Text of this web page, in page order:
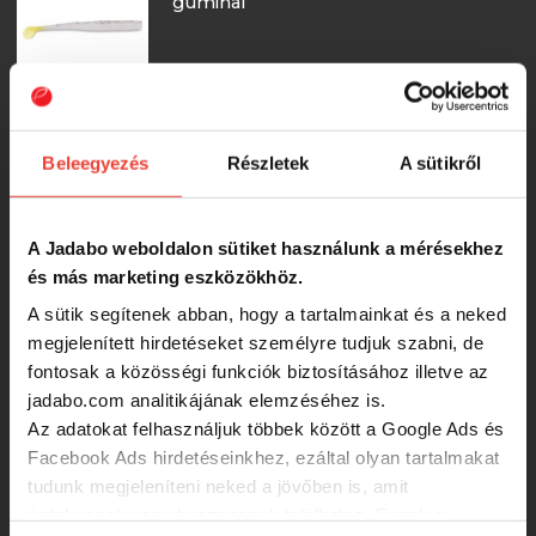
Beleegyezés Részletek A sütikről
A Jadabo weboldalon sütiket használunk a mérésekhez
és más marketing eszközökhöz.
A sütik segítenek abban, hogy a tartalmainkat és a neked
megjelenített hirdetéseket személyre tudjuk szabni, de
fontosak a közösségi funkciók biztosításához illetve az
jadabo.com analitikájának elemzéséhez is.
Az adatokat felhasználjuk többek között a Google Ads és
Facebook Ads hirdetéseinkhez, ezáltal olyan tartalmakat
tudunk megjeleníteni neked a jövőben is, amit
gumihal
200 Ft
IRON CLAW Skinny Jake 11cm MG
gumihal
200 Ft
IRON CLAW Skinny Jake 11cm BP